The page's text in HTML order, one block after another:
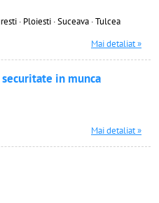
· Ploiesti · Suceava · Tulcea
Mai detaliat »
in munca
Mai detaliat »